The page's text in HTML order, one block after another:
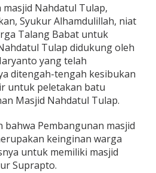
Nahdatul Tulap,
Syukur Alhamdulillah, niat
Talang Babat untuk
Tulap didukung oleh
yang telah
ditengah-tengah kesibukan
untuk peletakan batu
Masjid Nahdatul Tulap.
bahwa Pembangunan masjid
keinginan warga
untuk memiliki masjid
Suprapto.